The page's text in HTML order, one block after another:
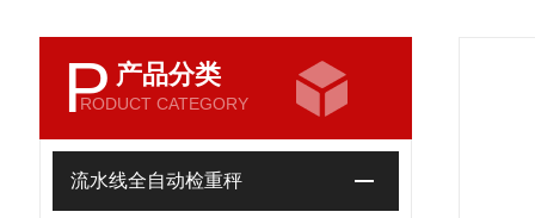
P 产品分类
RODUCT CATEGORY
流水线全自动检重秤